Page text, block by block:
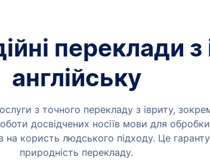
переклади з
англійську
з точного перекладу з івриту,
досвідчених носіїв мови для
користь людського підходу. Це
природність перекладу.